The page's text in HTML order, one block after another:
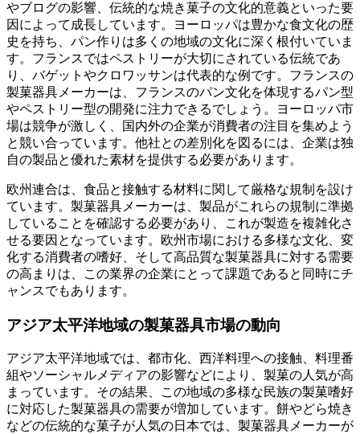
やブログの影響、伝統的な焼き菓子の文化的意義といった要
因によって成長しています。ヨーロッパは豊かな食文化の歴
史を持ち、パン作りは多くの地域の文化に深く根付いていま
す。フランスではペストリーが大切にされている伝統であ
り、バゲットやクロワッサンは代表的な例です。フランスの
製菓器具メーカーは、フランスのパン文化を体現するパン型
やペストリー型の開発に注力できるでしょう。ヨーロッパ市
場は競争が激しく、国内外の企業が消費者の注目を集めよう
と競い合っています。他社との差別化を図るには、企業は独
自の製品と優れた素材を提供する必要があります。
欧州連合は、食品と接触する材料に関して厳格な規制を設け
ています。製菓器具メーカーは、製品がこれらの規制に準拠
していることを確認する必要があり、これが製造を複雑化さ
せる要因となっています。欧州市場における多様な文化、変
化する消費者の嗜好、そして高品質な製菓器具に対する需要
の高まりは、この業界の企業にとって課題であると同時にチ
ャンスでもあります。
アジア太平洋地域の製菓器具市場の動向
アジア太平洋地域では、都市化、西洋料理への接触、料理番
組やソーシャルメディアの影響などにより、製菓の人気が高
まっています。その結果、この地域の多様な民族の製菓嗜好
に対応した製菓器具の需要が増加しています。餅やどら焼き
などの伝統的な菓子が人気の日本では、製菓器具メーカーが